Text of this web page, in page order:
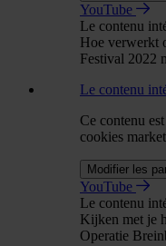
YouTube
Le contenu
Hoe verwerkt
Festival 2022
Le contenu
Ce contenu
cookies
Modifier les
YouTube
Le contenu
Kijken met je
Operatie